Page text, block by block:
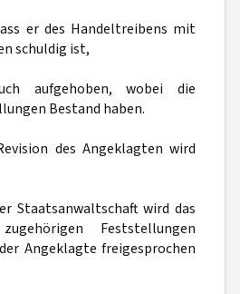
er des Handeltreibens mit
schuldig ist,
aufgehoben, wobei die
Bestand haben.
des Angeklagten wird
Staatsanwaltschaft wird das
Feststellungen
Angeklagte freigesprochen